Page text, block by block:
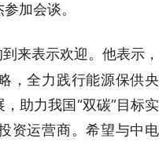
加会谈。
来表示欢迎。他表示，
，全力践行能源保供央
助力我国“双碳”目标实
资运营商。希望与中电